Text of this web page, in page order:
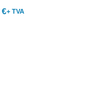
€+ TVA